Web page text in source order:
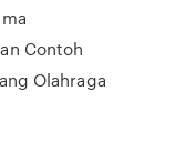
Contoh
Olahraga